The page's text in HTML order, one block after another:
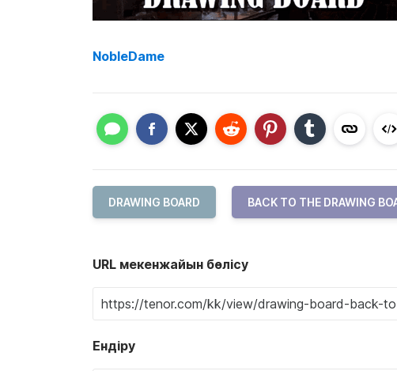
NobleDame
DRAWING BOARD BACK TO THE DRAWING
URL мекенжайын бөлісу
Ендіру